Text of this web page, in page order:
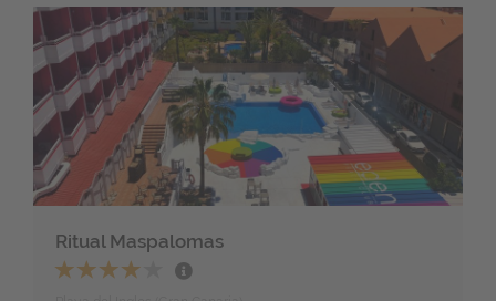
Ritual Maspalomas